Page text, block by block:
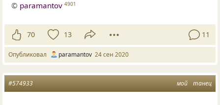
© paramantov 4901
70 13 11
Опубликовал paramantov 24 сен 2020
мой танец
#574933